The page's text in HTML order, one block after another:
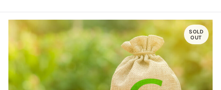
SOLD
OUT